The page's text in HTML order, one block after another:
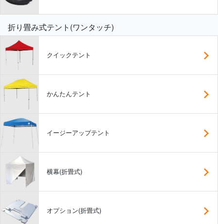
折り畳み式テント(ワンタッチ)
クイックテント
かんたんテント
イージーアップテント
横幕(折畳式)
オプション(折畳式)